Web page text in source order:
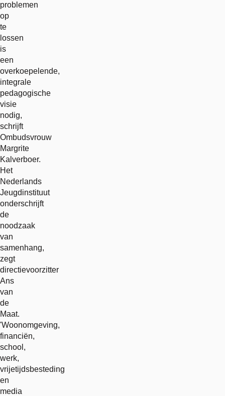
problemen
op
te
lossen
is
een
overkoepelende,
integrale
pedagogische
visie
nodig,
schrijft
Ombudsvrouw
Margrite
Kalverboer.
Het
Nederlands
Jeugdinstituut
onderschrijft
de
noodzaak
van
samenhang,
zegt
directievoorzitter
Ans
van
de
Maat.
'Woonomgeving,
financiën,
school,
werk,
vrijetijdsbesteding
en
media